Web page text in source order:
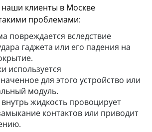
клиенты в Москве
проблемами:
повреждается вследствие
гаджета или его падения на
используется
для этого устройство или
модуль.
жидкость провоцирует
контактов или приводит